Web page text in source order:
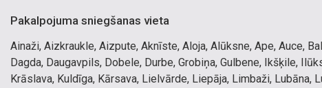
Pakalpojuma sniegšanas vieta
Ainaži, Aizkraukle, Aizpute, Aknīste, Aloja, Alūksne, Ape, Auce,
Dagda, Daugavpils, Dobele, Durbe, Grobiņa, Gulbene, Ikšķile,
Krāslava, Kuldīga, Kārsava, Lielvārde, Liepāja, Limbaži, Lubāna,